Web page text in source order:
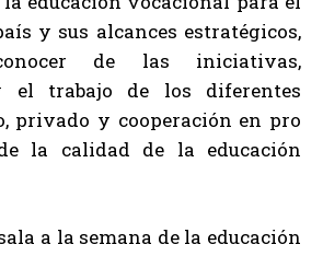
y sus alcances estratégicos,
de las iniciativas,
el trabajo de los diferentes
privado y cooperación en pro
la calidad de la educación
a la semana de la educación